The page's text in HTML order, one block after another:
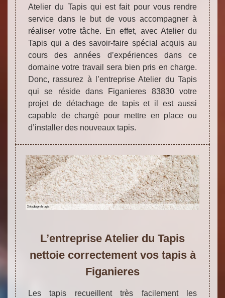
Atelier du Tapis qui est fait pour vous rendre
service dans le but de vous accompagner à
réaliser votre tâche. En effet, avec Atelier du
Tapis qui a des savoir-faire spécial acquis au
cours des années d’expériences dans ce
domaine votre travail sera bien pris en charge.
Donc, rassurez à l’entreprise Atelier du Tapis
qui se réside dans Figanieres 83830 votre
projet de détachage de tapis et il est aussi
capable de chargé pour mettre en place ou
d’installer des nouveaux tapis.
L’entreprise Atelier du Tapis
nettoie correctement vos tapis à
Figanieres
Les tapis recueillent très facilement les